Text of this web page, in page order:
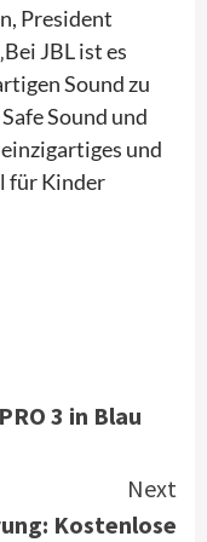
President
JBL ist es
Sound zu
Sound und
und
für Kinder
3 in Blau
Next
Kostenlose